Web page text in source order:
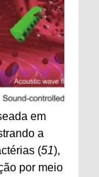
em
a
(51),
por meio